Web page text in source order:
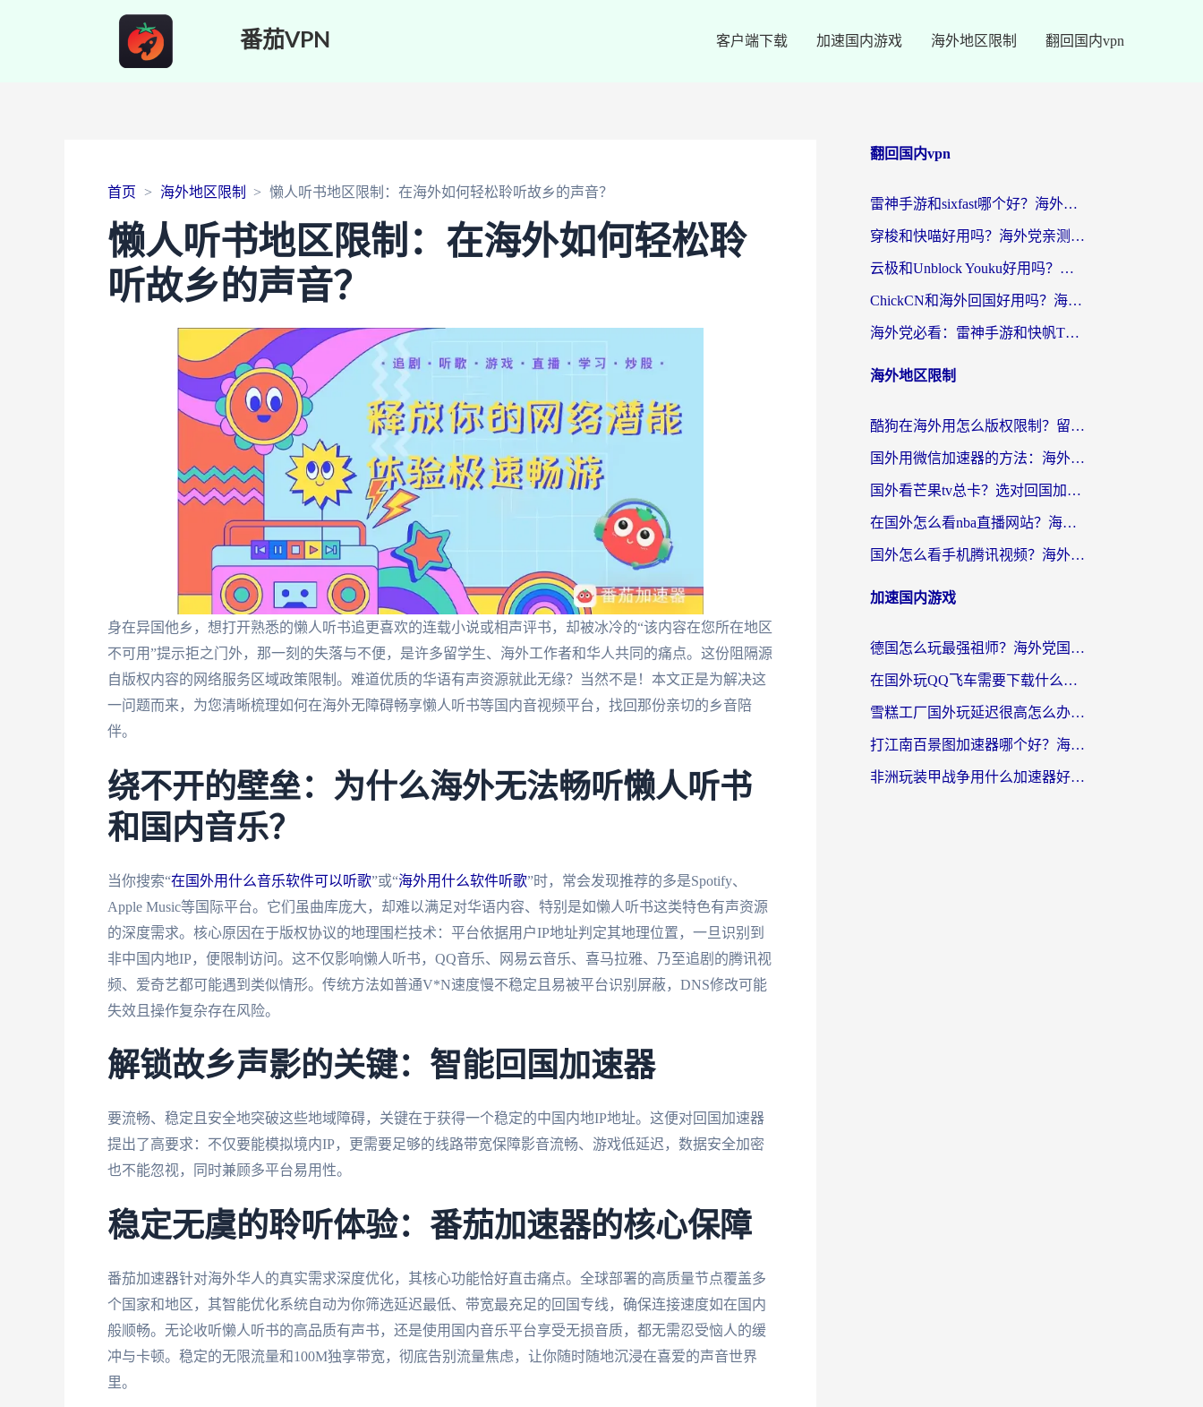
番茄VPN 客户端下载 加速国内游戏 海外地区限制 翻回国内vpn
首页 海外地区限制 懒人听书地区限制：在海外如何轻松聆听故乡的声音？
懒人听书地区限制：在海外如何轻松聆
听故乡的声音？
身在异国他乡，想打开熟悉的懒人听书追更喜欢的连载小说或相声评书，却被冰冷的“该内容在您所在地区
不可用”提示拒之门外，那一刻的失落与不便，是许多留学生、海外工作者和华人共同的痛点。这份阻隔源
自版权内容的网络服务区域政策限制。难道优质的华语有声资源就此无缘？当然不是！本文正是为解决这
一问题而来，为您清晰梳理如何在海外无障碍畅享懒人听书等国内音视频平台，找回那份亲切的乡音陪
伴。
绕不开的壁垒：为什么海外无法畅听懒人听书
和国内音乐？
当你搜索“在国外用什么音乐软件可以听歌”或“海外用什么软件听歌”时，常会发现推荐的多是Spotify、
Apple Music等国际平台。它们虽曲库庞大，却难以满足对华语内容、特别是如懒人听书这类特色有声资源
的深度需求。核心原因在于版权协议的地理围栏技术：平台依据用户IP地址判定其地理位置，一旦识别到
非中国内地IP，便限制访问。这不仅影响懒人听书，QQ音乐、网易云音乐、喜马拉雅、乃至追剧的腾讯视
频、爱奇艺都可能遇到类似情形。传统方法如普通V*N速度慢不稳定且易被平台识别屏蔽，DNS修改可能
失效且操作复杂存在风险。
解锁故乡声影的关键：智能回国加速器
要流畅、稳定且安全地突破这些地域障碍，关键在于获得一个稳定的中国内地IP地址。这便对回国加速器
提出了高要求：不仅要能模拟境内IP，更需要足够的线路带宽保障影音流畅、游戏低延迟，数据安全加密
也不能忽视，同时兼顾多平台易用性。
稳定无虞的聆听体验：番茄加速器的核心保障
番茄加速器针对海外华人的真实需求深度优化，其核心功能恰好直击痛点。全球部署的高质量节点覆盖多
个国家和地区，其智能优化系统自动为你筛选延迟最低、带宽最充足的回国专线，确保连接速度如在国内
般顺畅。无论收听懒人听书的高品质有声书，还是使用国内音乐平台享受无损音质，都无需忍受恼人的缓
冲与卡顿。稳定的无限流量和100M独享带宽，彻底告别流量焦虑，让你随时随地沉浸在喜爱的声音世界
里。
翻回国内vpn
雷神手游和sixfast哪个好？海外党亲测3款回国加速器，教你选对不踩坑
穿梭和快喵好用吗？海外党亲测：小众加速器对比+番茄加速器深度体验
云极和Unblock Youku好用吗？海外党亲测+2026回国加速器避坑指南
ChickCN和海外回国好用吗？海外党2026亲测：从手游到影音，选对加速器的3个关键
海外党必看：雷神手游和快帆TV版好用吗？3步选对回国加速器不踩坑
海外地区限制
酷狗在海外用怎么版权限制？留学生亲测：3步解决听国内音乐难题
国外用微信加速器的方法：海外党无缝连接国内生活的实用指南
国外看芒果tv总卡？选对回国加速器，轻松追《浪姐》不费劲
在国外怎么看nba直播网站？海外党专属体育观赛指南，告别地区限制！
国外怎么看手机腾讯视频？海外党亲测有效的追剧加速器选择指南
加速国内游戏
德国怎么玩最强祖师？海外党国服游戏加速器选择全攻略（附宝可梦Online实测）
在国外玩QQ飞车需要下载什么加速器呢？海外党亲测有效的国服游戏加速指南
雪糕工厂国外玩延迟很高怎么办？海外玩家国服游戏加速终极攻略（附实测推荐）
打江南百景图加速器哪个好？海外党踩坑N次后，终于找到不卡的秘诀
非洲玩装甲战争用什么加速器好？海外党亲测有效的国服游戏加速方案